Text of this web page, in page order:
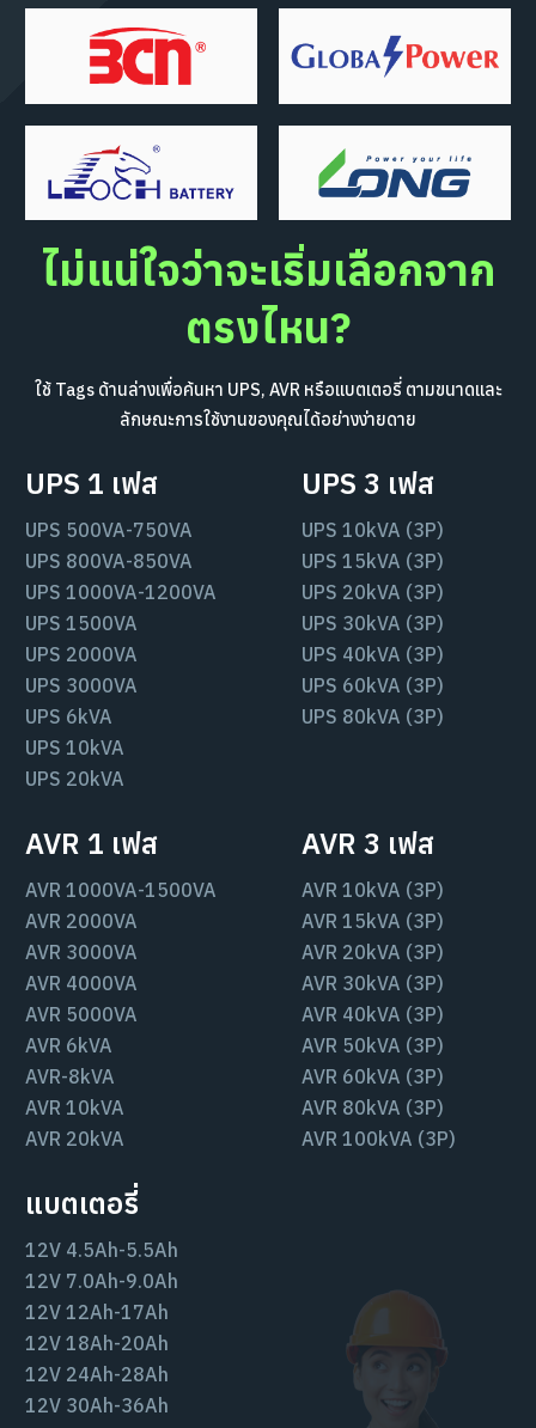
ไม่แน่ใจว่าจะเริ่มเลือกจาก
ตรงไหน?
ใช้ Tags ด้านล่างเพื่อค้นหา UPS, AVR หรือแบตเตอรี่ ตามขนาดและ
ลักษณะการใช้งานของคุณได้อย่างง่ายดาย
UPS 1 เฟส
UPS 500VA-750VA
UPS 800VA-850VA
UPS 1000VA-1200VA
UPS 1500VA
UPS 2000VA
UPS 3000VA
UPS 6kVA
UPS 10kVA
UPS 20kVA
UPS 3 เฟส
UPS 10kVA (3P)
UPS 15kVA (3P)
UPS 20kVA (3P)
UPS 30kVA (3P)
UPS 40kVA (3P)
UPS 60kVA (3P)
UPS 80kVA (3P)
AVR 1 เฟส
AVR 1000VA-1500VA
AVR 2000VA
AVR 3000VA
AVR 4000VA
AVR 5000VA
AVR 6kVA
AVR-8kVA
AVR 10kVA
AVR 20kVA
AVR 3 เฟส
AVR 10kVA (3P)
AVR 15kVA (3P)
AVR 20kVA (3P)
AVR 30kVA (3P)
AVR 40kVA (3P)
AVR 50kVA (3P)
AVR 60kVA (3P)
AVR 80kVA (3P)
AVR 100kVA (3P)
แบตเตอรี่
12V 4.5Ah-5.5Ah
12V 7.0Ah-9.0Ah
12V 12Ah-17Ah
12V 18Ah-20Ah
12V 24Ah-28Ah
12V 30Ah-36Ah